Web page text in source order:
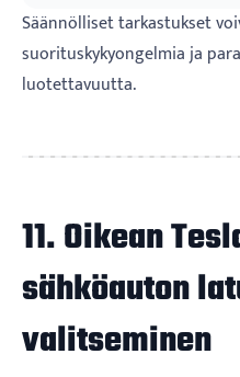
Säännölliset tarkastukset
suorituskykyongelmia ja
luotettavuutta.
11. Oikean
sähköauton
valitseminen